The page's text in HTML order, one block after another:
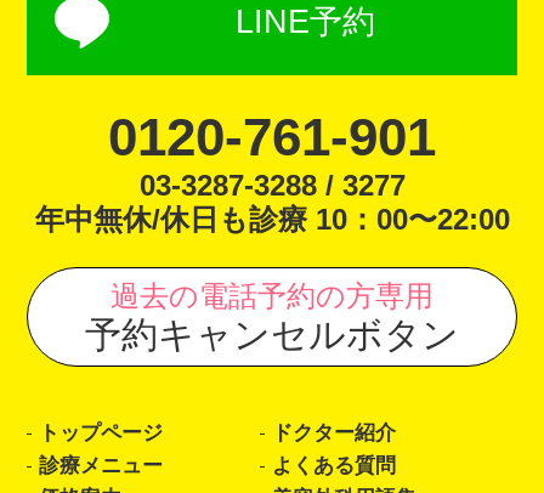
LINE予約
0120-761-901
03-3287-3288 / 3277
年中無休/休日も診療 10：00〜22:00
過去の電話予約の方専用
予約キャンセルボタン
トップページ
ドクター紹介
診療メニュー
よくある質問